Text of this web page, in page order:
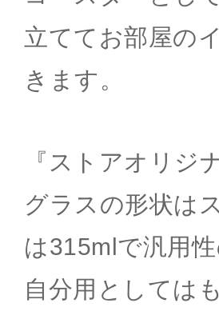
立ててお部屋の
きます。
『ストアオリジ
グラスの形状は
は315mlで汎用
自分用としては